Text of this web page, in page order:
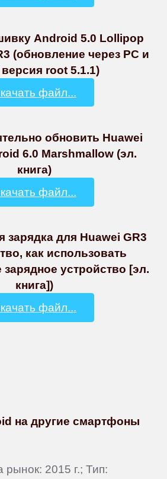
Android 5.0 Lollipop
(обновление через PC и
root 5.1.1)
файл...
обновить Huawei
6.0 Marshmallow (эл.
книга)
файл...
зарядка для Huawei GR3
как использовать
устройство [эл.
книга])
файл...
на другие смартфоны
2015 г.; Тип: